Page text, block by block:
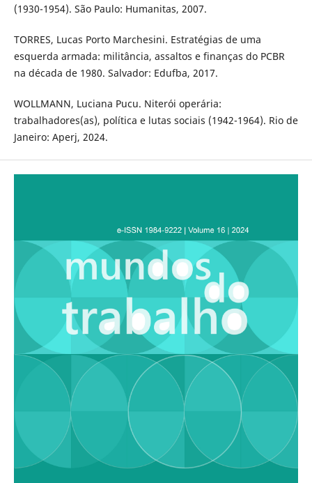
(1930-1954). São Paulo: Humanitas, 2007.
TORRES, Lucas Porto Marchesini. Estratégias de uma
esquerda armada: militância, assaltos e finanças do PCBR
na década de 1980. Salvador: Edufba, 2017.
WOLLMANN, Luciana Pucu. Niterói operária:
trabalhadores(as), política e lutas sociais (1942-1964). Rio de
Janeiro: Aperj, 2024.